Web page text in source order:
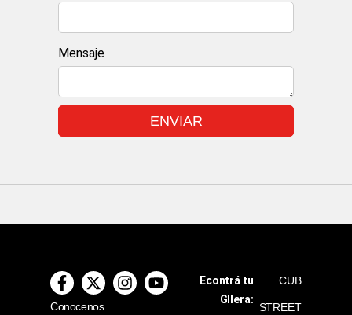
Mensaje
ENVIAR
Conocenos
Econtrá tu
GIlera:
CUB
STREET